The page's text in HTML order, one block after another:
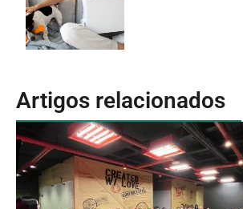
Artigos relacionados